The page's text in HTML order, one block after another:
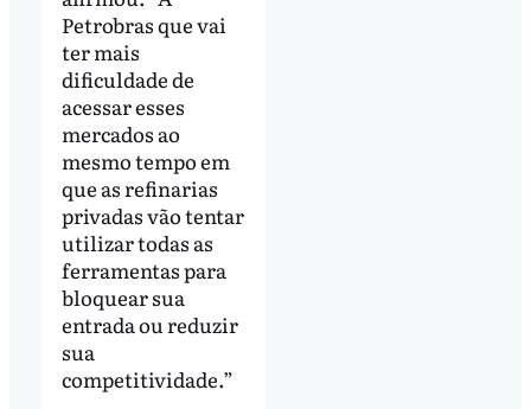
Petrobras que vai
ter mais
dificuldade de
acessar esses
mercados ao
mesmo tempo em
que as refinarias
privadas vão tentar
utilizar todas as
ferramentas para
bloquear sua
entrada ou reduzir
sua
competitividade.”